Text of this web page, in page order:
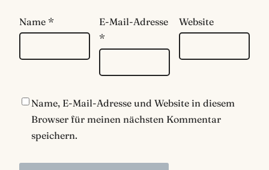
Name *
E-Mail-Adresse
*
Website
Name, E-Mail-Adresse und Website in diesem
Browser für meinen nächsten Kommentar
speichern.